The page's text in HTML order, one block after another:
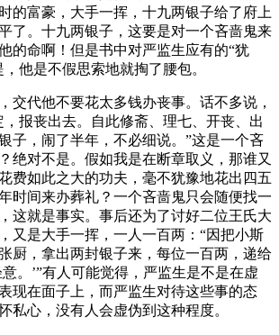
的富豪，大手一挥，十九两银子给了府上
了。十九两银子，这要是对一个吝啬鬼来
的命啊！但是书中对严监生应有的“犹
他是不假思索地就掏了腰包。
交代他不要花太多钱办丧事。话不多说，
报丧出去。自此修斋、理七、开丧、出
子，闹了半年，不必细说。”这是一个吝
绝对不是。假如我是在断章取义，那谁又
费如此之大的功夫，毫不犹豫地花出四五
时间来办葬礼？一个吝啬鬼只会随便找一
这就是事实。事后还为了讨好二位王氏大
又是大手一挥，一人一百两：“因把小斯
厨，拿出两封银子来，每位一百两，递给
。’”有人可能觉得，严监生是不是在虚
现在面子上，而严监生对待这些事的态
私心，没有人会虚伪到这种程度。